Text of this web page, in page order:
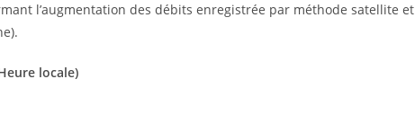
l’augmentation des débits enregistrée par méthode satellite et
locale)